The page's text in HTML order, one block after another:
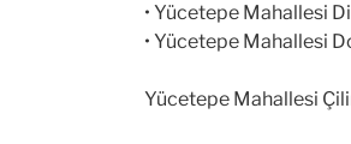
• Yücetepe Mahallesi
• Yücetepe Mahallesi
Yücetepe Mahallesi